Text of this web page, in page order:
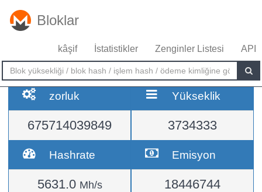
Bloklar
kâşif İstatistikler Zenginler Listesi API
zorluk
675714039849
Yükseklik
3734333
Hashrate
5631.0 Mh/s
Emisyon
18446744